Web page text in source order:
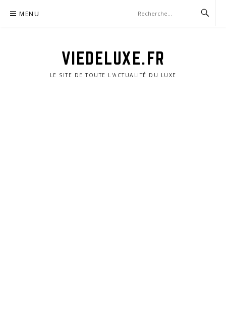
MENU
VIEDELUXE.FR
LE SITE DE TOUTE L'ACTUALITÉ DU LUXE